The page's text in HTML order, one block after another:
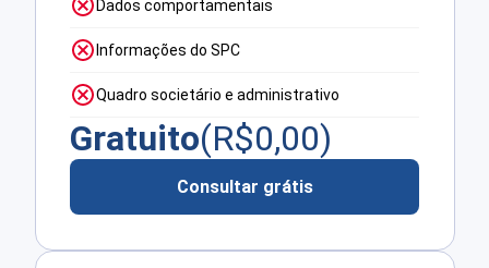
Dados comportamentais
Informações do SPC
Quadro societário e administrativo
Gratuito(R$0,00)
Consultar grátis